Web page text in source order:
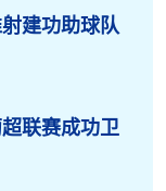
建功助球队
联赛成功卫